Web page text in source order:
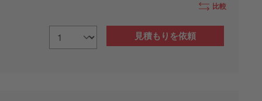
比較
見積もりを依頼